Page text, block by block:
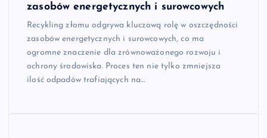
zasobów energetycznych i surowcowych
Recykling złomu odgrywa kluczową rolę w oszczędności
zasobów energetycznych i surowcowych, co ma
ogromne znaczenie dla zrównoważonego rozwoju i
ochrony środowiska. Proces ten nie tylko zmniejsza
ilość odpadów trafiających na…